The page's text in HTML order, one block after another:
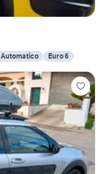
Automatico Euro 6